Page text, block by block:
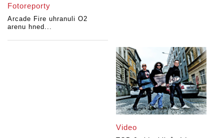
Fotoreporty
Arcade Fire uhranuli O2
arenu hned...
Video